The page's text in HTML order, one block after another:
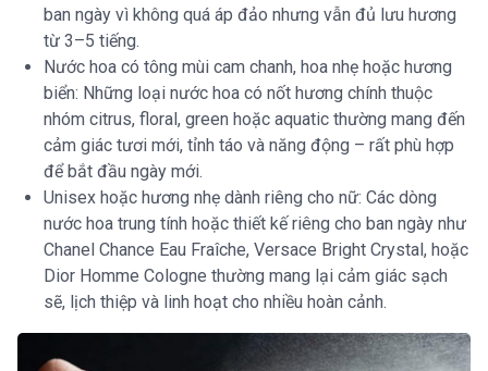
ban ngày vì không quá áp đảo nhưng vẫn đủ lưu hương
từ 3–5 tiếng.
Nước hoa có tông mùi cam chanh, hoa nhẹ hoặc hương
biển: Những loại nước hoa có nốt hương chính thuộc
nhóm citrus, floral, green hoặc aquatic thường mang đến
cảm giác tươi mới, tỉnh táo và năng động – rất phù hợp
để bắt đầu ngày mới.
Unisex hoặc hương nhẹ dành riêng cho nữ: Các dòng
nước hoa trung tính hoặc thiết kế riêng cho ban ngày như
Chanel Chance Eau Fraîche, Versace Bright Crystal, hoặc
Dior Homme Cologne thường mang lại cảm giác sạch
sẽ, lịch thiệp và linh hoạt cho nhiều hoàn cảnh.